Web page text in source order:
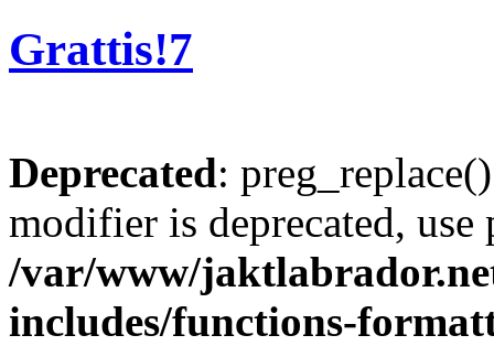
Grattis!7
Deprecated:
modifier is deprecated,
/var/www/
includes/functions-